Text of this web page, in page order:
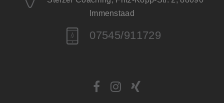
Immenstaad
07545/911729